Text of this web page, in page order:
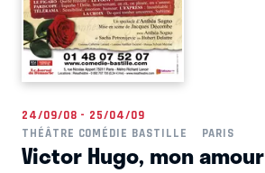
24/09/08 - 25/04/09
THÉÂTRE COMÉDIE BASTILLE
PARIS
Victor Hugo, mon amour